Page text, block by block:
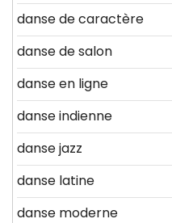
danse de caractère
danse de salon
danse en ligne
danse indienne
danse jazz
danse latine
danse moderne